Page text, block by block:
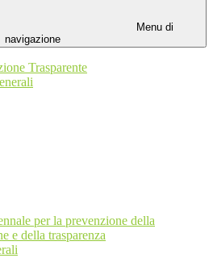
Menu di
navigazione
Trasparente
per la prevenzione della
e della trasparenza